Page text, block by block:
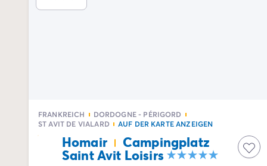
Campingplatz Bayern
Campingplatz Lindau
Campingplatz Niederlande
Campingplatz Limburg
FRANKREICH
DORDOGNE - PÉRIGORD
ST AVIT DE VIALARD
AUF DER KARTE ANZEIGEN
Homair Campingplatz
Saint Avit Loisirs